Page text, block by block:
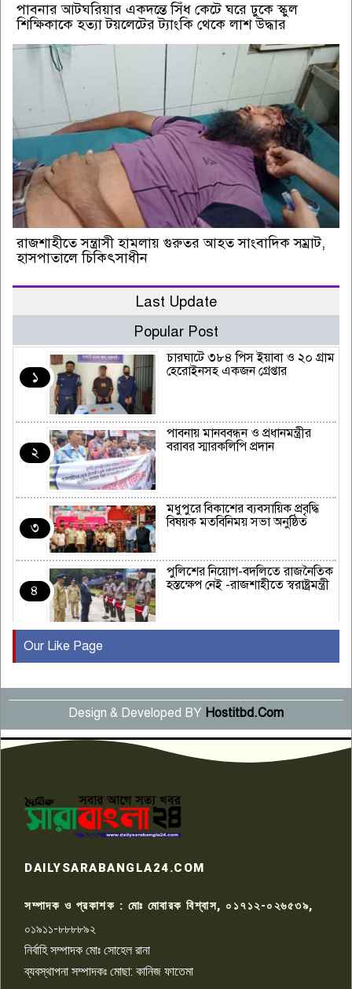
পাবনার আটঘরিয়ার একদন্তে সিঁধ কেটে ঘরে ঢুকে স্কুল
শিক্ষিকাকে হত্যা টয়লেটের ট্যাংকি থেকে লাশ উদ্ধার
রাজশাহীতে সন্ত্রাসী হামলায় গুরুতর আহত সাংবাদিক সম্রাট,
হাসপাতালে চিকিৎসাধীন
Last Update
Popular Post
১
চারঘাটে ৩৮৪ পিস ইয়াবা ও ২০ গ্রাম
হেরোইনসহ একজন গ্রেপ্তার
২
পাবনায় মানববন্ধন ও প্রধানমন্ত্রীর
বরাবর স্মারকলিপি প্রদান
৩
মধুপুরে বিকাশের ব্যবসায়িক প্রবৃদ্ধি
বিষয়ক মতবিনিময় সভা অনুষ্ঠিত
৪
পুলিশের নিয়োগ-বদলিতে রাজনৈতিক
হস্তক্ষেপ নেই -রাজশাহীতে স্বরাষ্ট্রমন্ত্রী
৫
বছর পূর্তি উদযাপন
৬
সংবাদ সম্মেলনে অভিযোগ অস্বীকার
উদ্দেশ্য প্রণোদিত সংবাদ প্রকাশের
প্রতিবাদ নাজির হাসানের
৭
কেটে ঘরে ঢুকে স্কুল শিক্ষিকাকে হত্যা
টয়লেটের ট্যাংকি থেকে লাশ উদ্ধার
রাজশাহীতে সন্ত্রাসী হামলায় গুরুতর
চাঁদাবাজি ও হয়রানির অভিযোগ
Our Like Page
Design & Developed BY Hostitbd.Com
DAILYSARABANGLA24.COM
সম্পাদক ও প্রকাশক : মোঃ মোবারক বিশ্বাস, ০১৭১২-০২৬৫৩৯,
০১৯১১-৮৮৮৮৯২
নির্বাহি সম্পাদক মোঃ সোহেল রানা
ব্যবস্থাপনা সম্পাদকঃ মোছা: কানিজ ফাতেমা